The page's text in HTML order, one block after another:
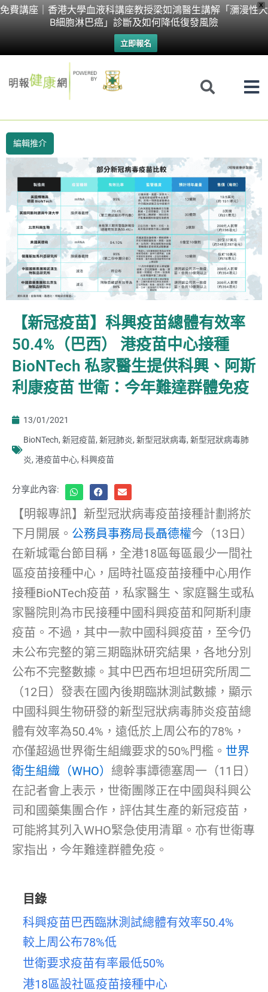
X
免費講座｜香港大學血液科講座教授梁如鴻醫生講解「瀰漫性大
B細胞淋巴癌」診斷及如何降低復發風險
立即報名
Skip
編輯推介
【新冠疫苗】科興疫苗總體有效率
50.4%（巴西） 港疫苗中心接種
BioNTech 私家醫生提供科興、阿斯
利康疫苗 世衛：今年難達群體免疫
13/01/2021
BioNTech, 新冠疫苗, 新冠肺炎, 新型冠狀病毒, 新型冠狀病毒肺
炎, 港疫苗中心, 科興疫苗
分享此內容:
【明報專訊】新型冠狀病毒疫苗接種計劃將於
下月開展。 公務員事務局長聶德權今（13日）
在新城電台節目稱，全港18區每區最少一間社
區疫苗接種中心，屆時社區疫苗接種中心用作
接種BioNTech疫苗，私家醫生、家庭醫生或私
家醫院則為市民接種中國科興疫苗和阿斯利康
疫苗。不過，其中一款中國科興疫苗，至今仍
未公布完整的第三期臨牀研究結果，各地分別
公布不完整數據。其中巴西布坦坦研究所周二
（12日）發表在國內後期臨牀測試數據，顯示
中國科興生物研發的新型冠狀病毒肺炎疫苗總
體有效率為50.4%，遠低於上周公布的78%，
亦僅超過世界衛生組織要求的50%門檻。 世界
衛生組織（WHO） 總幹事譚德塞周一（11日）
在記者會上表示，世衛團隊正在中國與科興公
司和國藥集團合作，評估其生產的新冠疫苗，
可能將其列入WHO緊急使用清單。亦有世衛專
家指出，今年難達群體免疫。
目錄
科興疫苗巴西臨牀測試總體有效率50.4%
較上周公布78%低
世衛要求疫苗有率最低50%
港18區設社區疫苗接種中心